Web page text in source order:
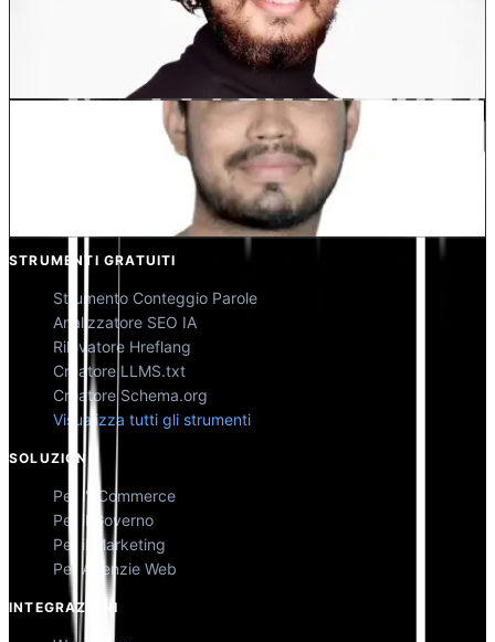
Co-Fondatore @MultiLipi
Kunal Singh Shekhawat
STRUMENTI GRATUITI
Strumento Conteggio Parole
Analizzatore SEO IA
Rilevatore Hreflang
Creatore LLMS.txt
Creatore Schema.org
Visualizza tutti gli strumenti
SOLUZIONI
Per l'eCommerce
Per il Governo
Per il Marketing
Per Agenzie Web
INTEGRAZIONI